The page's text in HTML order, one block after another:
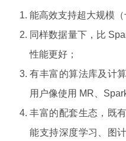
能高效支持超大规模
同样数据量下，比
性能更好；
有丰富的算法库及计
用户像使用 MR、
丰富的配套生态，既
能支持深度学习、图